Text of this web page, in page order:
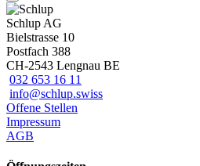
Schlup AG
Bielstrasse 10
Postfach 388
CH-2543 Lengnau BE
032 653 16 11
info@schlup.swiss
Offene Stellen
Impressum
AGB